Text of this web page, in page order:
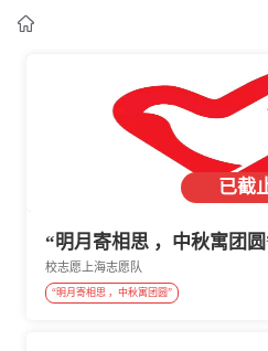

已截
“明月寄相思 ，中秋寓团
校志愿上海志愿队
“明月寄相思 ，中秋寓团圆”